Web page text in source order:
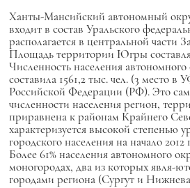
Ханты-Мансийский автономный
входит в состав Уральского
располагается в центральной части
Площадь территории Югры
Численность населения автономного
составила 1561,2 тыс. чел. (3 место в
Российской Федерации (РФ). Это
численности населения регион,
приравнена к районам Крайнего
характеризуется высокой степенью
городского населения на начало 2012
Более 61% населения автономного
моногородах, два из которых явля-
городами региона (Сургут и